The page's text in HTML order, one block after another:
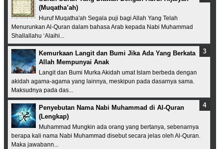
(Muqatha’ah)
Huruf Muqatha'ah Segala puji bagi Allah Yang Telah
Menurunkan Al-Quran dalam bahasa Arab kepada Nabi Muhammad
Shallallahu ‘Alaihi...
Kemurkaan Langit dan Bumi Jika Ada Yang Berkata
Allah Mempunyai Anak
Langit dan Bumi Murka Akidah umat Islam berbeda dengan
akidah agama-agama yang lainnya, meskipun pada dasarnya sama.
Maksudnya pada das...
Penyebutan Nama Nabi Muhammad di Al-Quran
(Lengkap)
Muhammad Mungkin ada orang yang bertanya, sebenarnya
berapa kali nama Nabi Muhammad disebut secara jelas oleh Al-Quran.
Maka jawabann...